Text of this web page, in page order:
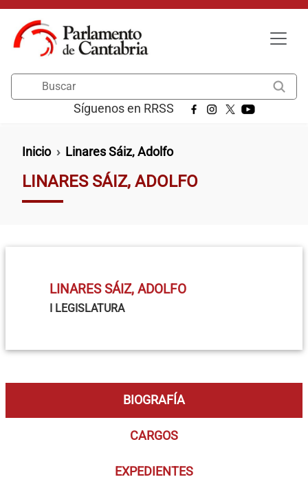
Pasar al contenido principal
Síguenos en RRSS
Ruta de navegación
Inicio Linares Sáiz, Adolfo
LINARES SÁIZ, ADOLFO
LINARES SÁIZ, ADOLFO
I LEGISLATURA
BIOGRAFÍA
CARGOS
EXPEDIENTES